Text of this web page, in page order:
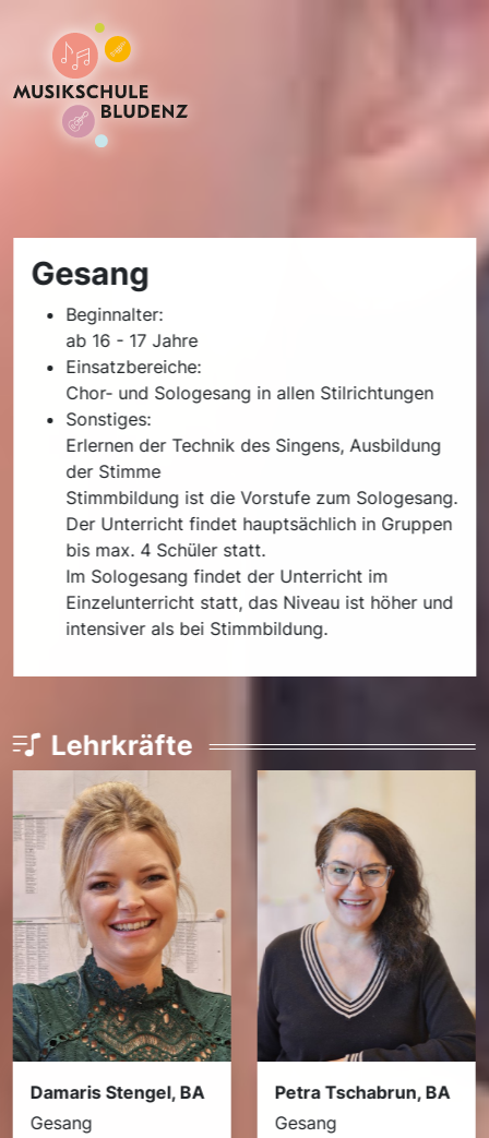
Gesang
Beginnalter:
ab 16 - 17 Jahre
Einsatzbereiche:
Chor- und Sologesang in allen Stilrichtungen
Sonstiges:
Erlernen der Technik des Singens, Ausbildung
der Stimme
Stimmbildung ist die Vorstufe zum Sologesang.
Der Unterricht findet hauptsächlich in Gruppen
bis max. 4 Schüler statt.
Im Sologesang findet der Unterricht im
Einzelunterricht statt, das Niveau ist höher und
intensiver als bei Stimmbildung.
Lehrkräfte
Damaris Stengel, BA
Gesang
Petra Tschabrun, BA
Gesang